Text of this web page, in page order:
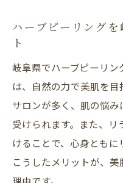
ハーブピーリング
ト
岐阜県でハーブピーリ
は、自然の力で美肌を
サロンが多く、肌の悩
受けられます。また、
けることで、心身ともに
こうしたメリットが、